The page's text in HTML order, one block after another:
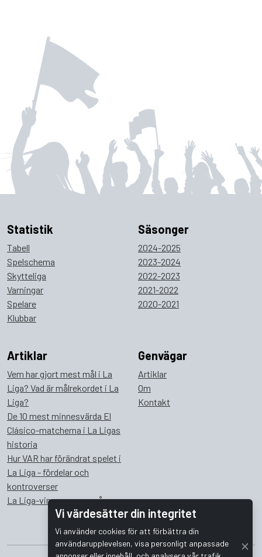
Vi värdesätter din integritet
Vi använder cookies för att förbättra din
användarupplevelsen, visa personligt anpassade
Statistik
Tabell
Spelschema
Skytteliga
Varningar
Spelare
Klubbar
Säsonger
2024-2025
2023-2024
2022-2023
2021-2022
2020-2021
Artiklar
Vem har gjort mest mål i La
Liga? Vad är målrekordet i La
Liga?
De 10 mest minnesvärda El
Clásico-matcherna i La Ligas
historia
Hur VAR har förändrat spelet i
La Liga - fördelar och
kontroverser
La Liga-vinnare genom åren
Genvägar
Artiklar
Om
Kontakt